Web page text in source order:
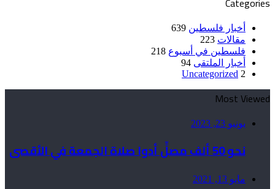
أخبار فلسطين 639
مقالات 223
فلسطين في أسبوع 218
أخبار الملتقى 94
Uncategorized 2
Most Viewed
يونيو 23, 2023
نحو 50 ألف مصلٍّ أدوا صلاة الجمعة في الأقصى
مايو 13, 2021